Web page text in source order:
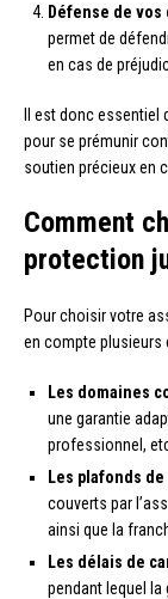
Défense de vos
permet de
en cas de
Il est donc
pour se prémunir
soutien précieux en
Comment
protection
Pour choisir votre
en compte plusieurs
Les domaines
une garantie
professionnel,
Les plafonds
couverts par
ainsi que la
Les délais de
pendant lequel la